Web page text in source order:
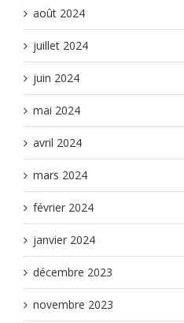
août 2024
juillet 2024
juin 2024
mai 2024
avril 2024
mars 2024
février 2024
janvier 2024
décembre 2023
novembre 2023